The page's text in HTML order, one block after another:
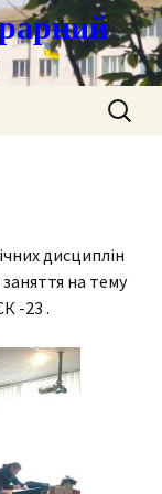
Пошук:
дисциплін
на тему
-23 .